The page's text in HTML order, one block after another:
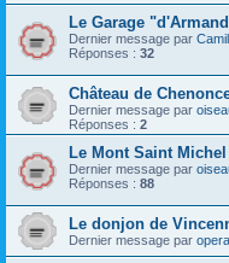
Le Garage
Dernier message par
Réponses : 32
Château de
Dernier message par
Réponses : 2
Le Mont Saint
Dernier message par
Réponses : 88
Le donjon de
Dernier message par